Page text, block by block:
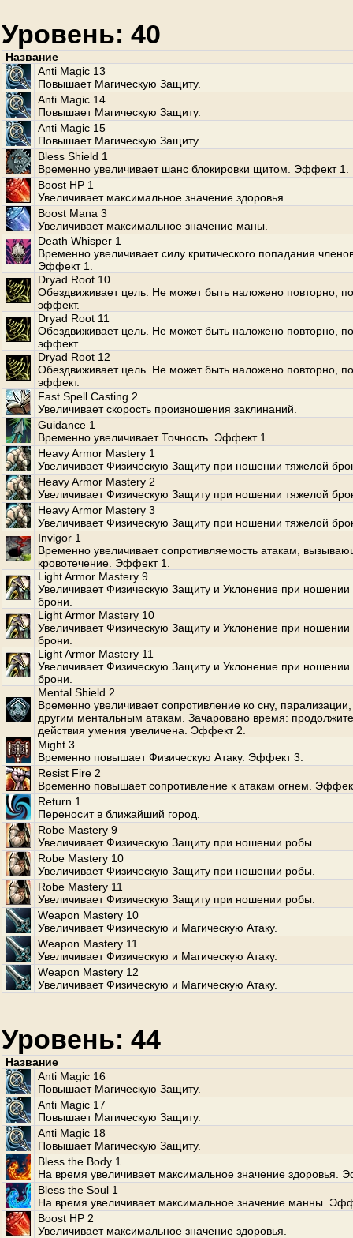
Уровень: 40
Название
Anti Magic 13
Повышает Магическую Защиту.
Anti Magic 14
Повышает Магическую Защиту.
Anti Magic 15
Повышает Магическую Защиту.
Bless Shield 1
Временно увеличивает шанс блокировки щитом. Эффект 1.
Boost HP 1
Увеличивает максимальное значение здоровья.
Boost Mana 3
Увеличивает максимальное значение маны.
Death Whisper 1
Временно увеличивает силу критического попадания
Эффект 1.
Dryad Root 10
Обездвиживает цель. Не может быть наложено повторно,
эффект.
Dryad Root 11
Обездвиживает цель. Не может быть наложено повторно,
эффект.
Dryad Root 12
Обездвиживает цель. Не может быть наложено повторно,
эффект.
Fast Spell Casting 2
Увеличивает скорость произношения заклинаний.
Guidance 1
Временно увеличивает Точность. Эффект 1.
Heavy Armor Mastery 1
Увеличивает Физическую Защиту при ношении тяжелой
Heavy Armor Mastery 2
Увеличивает Физическую Защиту при ношении тяжелой
Heavy Armor Mastery 3
Увеличивает Физическую Защиту при ношении тяжелой
Invigor 1
Временно увеличивает сопротивляемость атакам,
кровотечение. Эффект 1.
Light Armor Mastery 9
Увеличивает Физическую Защиту и Уклонение при ношении
брони.
Light Armor Mastery 10
Увеличивает Физическую Защиту и Уклонение при ношении
брони.
Light Armor Mastery 11
Увеличивает Физическую Защиту и Уклонение при ношении
брони.
Mental Shield 2
Временно увеличивает сопротивление ко сну, парализации,
другим ментальным атакам. Зачаровано время:
действия умения увеличена. Эффект 2.
Might 3
Временно повышает Физическую Атаку. Эффект 3.
Resist Fire 2
Временно повышает сопротивление к атакам огнем.
Return 1
Переносит в ближайший город.
Robe Mastery 9
Увеличивает Физическую Защиту при ношении робы.
Robe Mastery 10
Увеличивает Физическую Защиту при ношении робы.
Robe Mastery 11
Увеличивает Физическую Защиту при ношении робы.
Weapon Mastery 10
Увеличивает Физическую и Магическую Атаку.
Weapon Mastery 11
Увеличивает Физическую и Магическую Атаку.
Weapon Mastery 12
Увеличивает Физическую и Магическую Атаку.
Уровень: 44
Название
Anti Magic 16
Повышает Магическую Защиту.
Anti Magic 17
Повышает Магическую Защиту.
Anti Magic 18
Повышает Магическую Защиту.
Bless the Body 1
На время увеличивает максимальное значение здоровья.
Bless the Soul 1
На время увеличивает максимальное значение манны.
Boost HP 2
Увеличивает максимальное значение здоровья.